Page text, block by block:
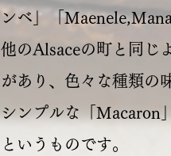
ンベ」「
他のAlsaceの町と同じ
があり、色々な種類の
シンプルな「Macaron
というものです。